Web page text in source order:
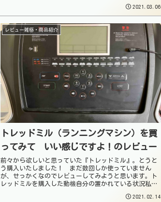
2021.03.06
レビュー雑感・商品紹介
トレッドミル（ランニングマシン）を買
ってみて いい感じですよ！のレビュー
前々から欲しいと思っていた『トレッドミル』。とうと
う購入いたしました！ まだ数回しか使っていません
が、せっかくなのでレビューしてみようと思います。ト
レッドミルを購入した動機自分の置かれている状況私は
2021.02.14